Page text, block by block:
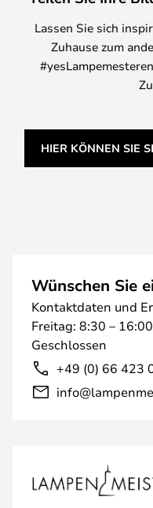
Lassen Sie sich
Zuhause zum
HIER KÖNNEN SIE
Wünschen Sie
Kontaktdaten und
Freitag: 8:30 –
Geschlossen
+49 (0) 66 423